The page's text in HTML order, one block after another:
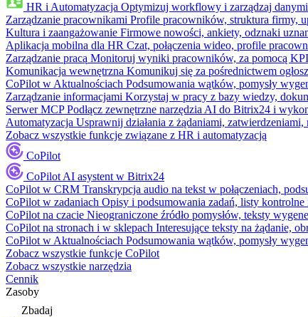
HR i Automatyzacja Optymizuj workflowy i zarządzaj
Zarządzanie pracownikami Profile pracowników, struktura firmy,
Kultura i zaangażowanie Firmowe nowości, ankiety, odznaki
Aplikacja mobilna dla HR Czat, połączenia wideo, profile
Zarządzanie pracą Monitoruj wyniki pracowników, za pomocą
Komunikacja wewnętrzna Komunikuj się za pośrednictwem
CoPilot w Aktualnościach Podsumowania wątków, pomysły
Zarządzanie informacjami Korzystaj w pracy z bazy wiedzy,
Serwer MCP Podłącz zewnętrzne narzędzia AI do Bitrix24 i
Automatyzacja Usprawnij działania z żądaniami,
Zobacz wszystkie funkcje związane z HR i automatyzacją
CoPilot
CoPilot AI asystent w Bitrix24
CoPilot w CRM Transkrypcja audio na tekst w połączeniach,
CoPilot w zadaniach Opisy i podsumowania zadań, listy
CoPilot na czacie Nieograniczone źródło pomysłów, teksty
CoPilot na stronach i w sklepach Interesujące teksty na żądanie,
CoPilot w Aktualnościach Podsumowania wątków, pomysły
Zobacz wszystkie funkcje CoPilot
Zobacz wszystkie narzędzia
Cennik
Zasoby
Zbadaj